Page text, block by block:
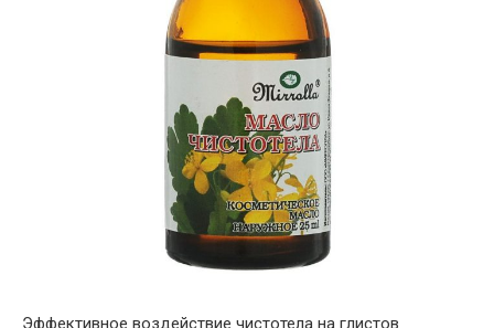
Эффективное воздействие чистотела на глистов